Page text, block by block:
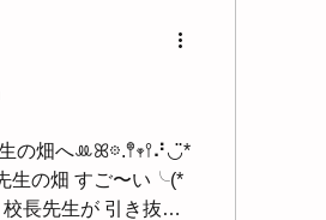
の畑へꔛ‬ꕤ𖡼.𖤣𖥧𖥣⠜◡̈*
生の畑 すご〜い╰(*
長先生が 引き抜い